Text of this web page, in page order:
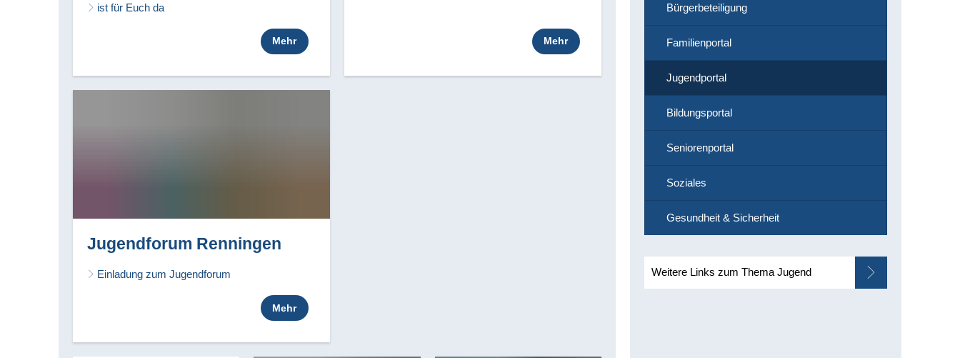
ist für Euch da
Mehr Mehr
Jugendforum Renningen
Einladung zum Jugendforum
Mehr
Bürgerbeteiligung
Familienportal
Jugendportal
Bildungsportal
Seniorenportal
Soziales
Gesundheit & Sicherheit
Weitere Links zum Thema Jugend